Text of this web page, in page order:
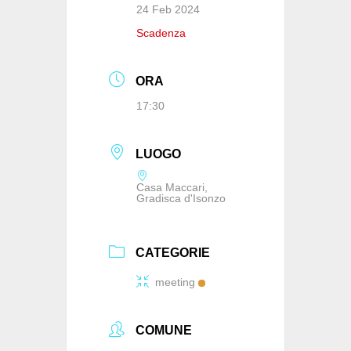
24 Feb 2024
Scadenza
ORA
17:30
LUOGO
Casa Maccari,
Gradisca d'Isonzo
CATEGORIE
meeting
COMUNE